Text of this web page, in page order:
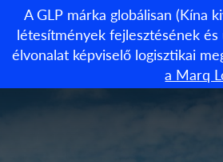
A GLP márka globálisan (Kína
létesítmények fejlesztésének
élvonalat képviselő logisztikai
a Marq